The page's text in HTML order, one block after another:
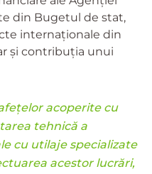
din Bugetul de stat,
internaționale din
și contribuția unui
acoperite cu
tehnică a
cu utilaje specializate
acestor lucrări,